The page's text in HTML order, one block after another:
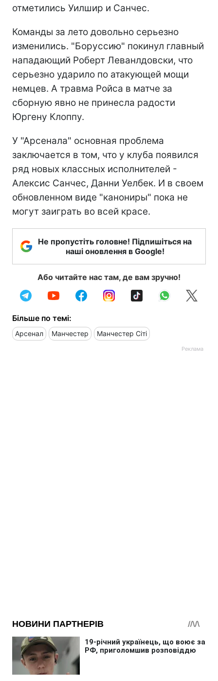
отметились Уилшир и Санчес.
Команды за лето довольно серьезно
изменились. "Боруссию" покинул главный
нападающий Роберт Леванлдовски, что
серьезно ударило по атакующей мощи
немцев. А травма Ройса в матче за
сборную явно не принесла радости
Юргену Клоппу.
У "Арсенала" основная проблема
заключается в том, что у клуба появился
ряд новых классных исполнителей -
Алексис Санчес, Данни Уелбек. И в своем
обновленном виде "канониры" пока не
могут заиграть во всей красе.
Не пропустіть головне! Підпишіться на
наші оновлення в Google!
Або читайте нас там, де вам зручно!
Більше по темі:
Арсенал Манчестер Манчестер Сіті